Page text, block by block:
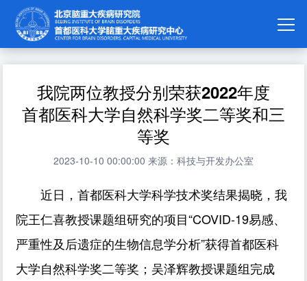
我院两位教授分别荣获2022年度
首都医科大学自然科学奖二等奖和三
等奖
2023-10-10 00:00:00 来源：科技与开发办公室
近日，首都医科大学科学技术奖结果揭晓，我
院王仁喜教授课题组研究的项目“COVID-19易感、
严重性及后遗症的生物信息学分析”获得首都医科
大学自然科学奖二等奖；吴泽辉教授课题组完成